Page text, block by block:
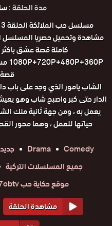
مدة الحلقة :
كاملة قصة عشق
الشاب يامور الذي وجد على باب
الدار حتى كبر واصبح شاب وهو
يعمل به ، ومن جهة ثانية ملك
حياتها للعمل ، وهما محور
Comedy
Drama
جميع المسلسلات التركية
موقع حكاية حب 7obtv
مشاهدة الحلقة